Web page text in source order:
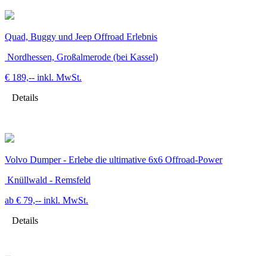
Quad, Buggy und Jeep Offroad Erlebnis
Nordhessen, Großalmerode (bei Kassel)
€ 189,-- inkl. MwSt.
Details
Volvo Dumper - Erlebe die ultimative 6x6 Offroad-Power
Knüllwald - Remsfeld
ab € 79,-- inkl. MwSt.
Details